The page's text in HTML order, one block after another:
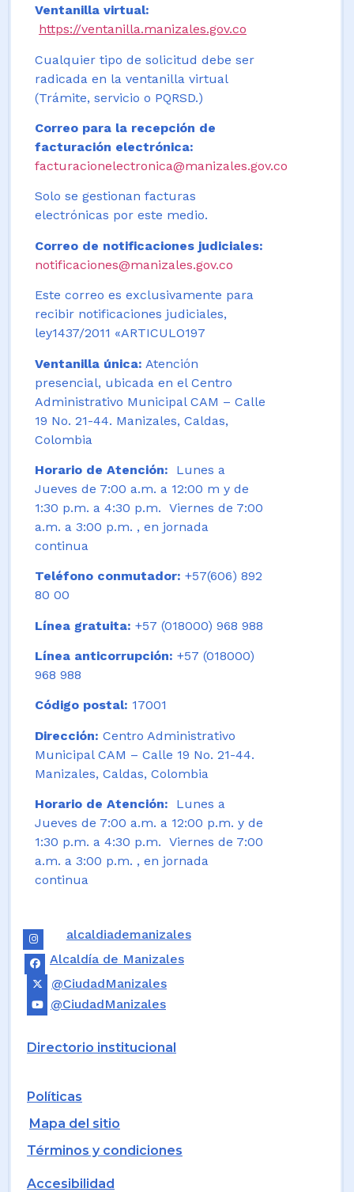
Ventanilla virtual:
https://ventanilla.manizales.gov.co
Cualquier tipo de solicitud debe ser
radicada en la ventanilla virtual
(Trámite, servicio o PQRSD.)
Correo para la recepción de
facturación electrónica:
facturacionelectronica@manizales.gov.co
Solo se gestionan facturas
electrónicas por este medio.
Correo de notificaciones judiciales:
notificaciones@manizales.gov.co
Este correo es exclusivamente para
recibir notificaciones judiciales,
ley1437/2011 «ARTICULO197
Ventanilla única: Atención
presencial, ubicada en el Centro
Administrativo Municipal CAM – Calle
19 No. 21-44. Manizales, Caldas,
Colombia
Horario de Atención:
Lunes a
Jueves de 7:00 a.m. a 12:00 m y de
1:30 p.m. a 4:30 p.m. Viernes de 7:00
a.m. a 3:00 p.m. , en jornada
continua
Teléfono conmutador: +57(606) 892
80 00
Línea gratuita: +57 (018000) 968 988
Línea anticorrupción: +57 (018000)
968 988
Código postal: 17001
Dirección: Centro Administrativo
Municipal CAM – Calle 19 No. 21-44.
Manizales, Caldas, Colombia
Horario de Atención: Lunes a
Jueves de 7:00 a.m. a 12:00 p.m. y de
1:30 p.m. a 4:30 p.m. Viernes de 7:00
a.m. a 3:00 p.m. , en jornada
continua
alcaldiademanizales
Alcaldía de Manizales
@CiudadManizales
@CiudadManizales
Directorio institucional
Políticas
Mapa del sitio
Términos y condiciones
Accesibilidad